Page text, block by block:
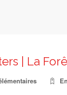
| La